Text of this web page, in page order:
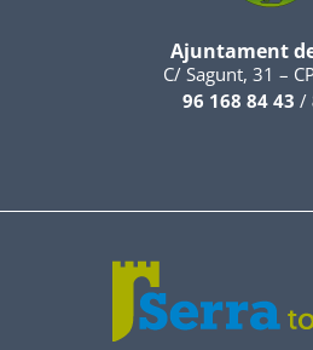
Ajuntament
C/ Sagunt, 31 –
96 168 84 43 /